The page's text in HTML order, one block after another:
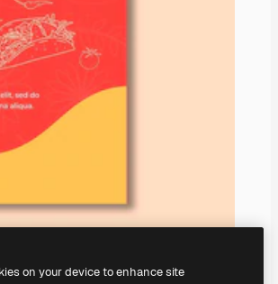
on your device to enhance site